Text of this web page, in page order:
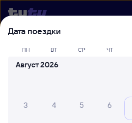
Выберите день,
билеты Шафраново —
Дата поездки
ПН ВТ СР ЧТ
Август 2026
3 4 5 6